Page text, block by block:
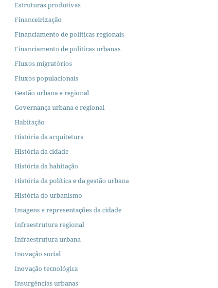
Estruturas produtivas
Financeirização
Financiamento de políticas regionais
Financiamento de políticas urbanas
Fluxos migratórios
Fluxos populacionais
Gestão urbana e regional
Governança urbana e regional
Habitação
História da arquitetura
História da cidade
História da habitação
História da política e da gestão urbana
História do urbanismo
Imagens e representações da cidade
Infraestrutura regional
Infraestrutura urbana
Inovação social
Inovação tecnológica
Insurgências urbanas